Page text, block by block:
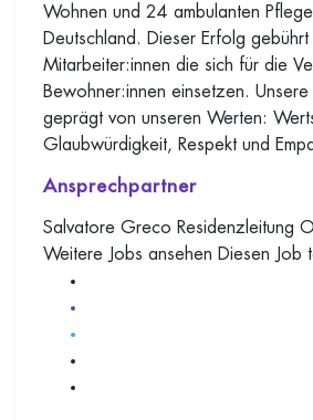
Wohnen und 24 ambulanten
Deutschland. Dieser Erfolg
Mitarbeiter:innen die sich für die
Bewohner:innen einsetzen.
geprägt von unseren Werten:
Glaubwürdigkeit, Respekt und
Ansprechpartner
Salvatore Greco Residenzleitung
Weitere Jobs ansehen Diesen Job